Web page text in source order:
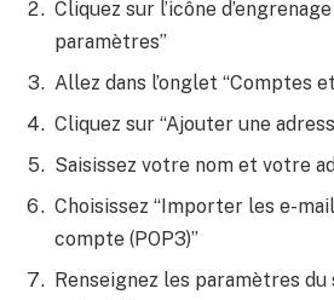
Cliquez sur l’icône
paramètres”
Allez dans l’onglet “Comptes
Cliquez sur “Ajouter une
Saisissez votre nom et votre
Choisissez “Importer les e-
compte (POP3)”
Renseignez les paramètres